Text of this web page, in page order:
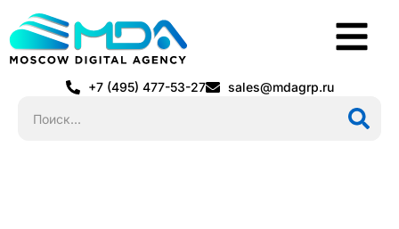
+7 (495) 477-53-27 sales@mdagrp.ru